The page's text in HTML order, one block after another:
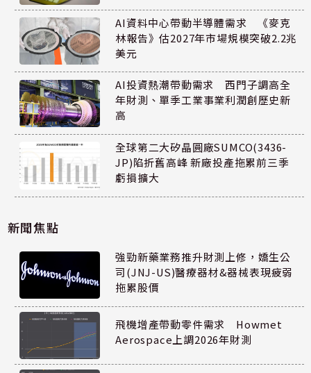
AI資料中心帶動半導體需求 《麥克
林報告》估2027年市場規模突破2.2兆
美元
AI投資熱潮帶動需求 西門子調高全
年財測、單季工業事業利潤創歷史新
高
全球第二大矽晶圓廠SUMCO(3436-
JP)陷折舊高峰 新廠投產拖累前三季
虧損擴大
新聞焦點
強勁新藥業務推升財測上修，嬌生公
司(JNJ-US)醫療器材&器械表現疲弱
拖累股價
飛機增產帶動零件需求 Howmet
Aerospace上調2026年財測